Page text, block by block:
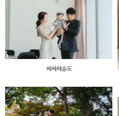
쎄쎄쎄송도